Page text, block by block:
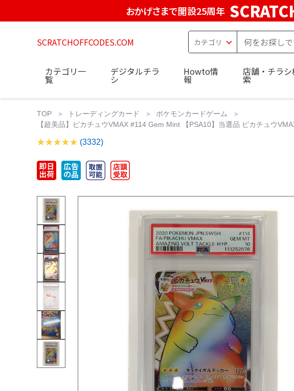
おかげさまで開設25周年
SCRATCHOFFCODES.COM
カテゴリ一
覧
デジタルチラ
シ
Howto情
報
店舗・チラシ
索
TOP トレーディングカード
ポケモンカードゲーム
【超美品】ピカチュウVMAX #114 Gem Mint 【PSA10】当選品 ピカチュウ
(3332)